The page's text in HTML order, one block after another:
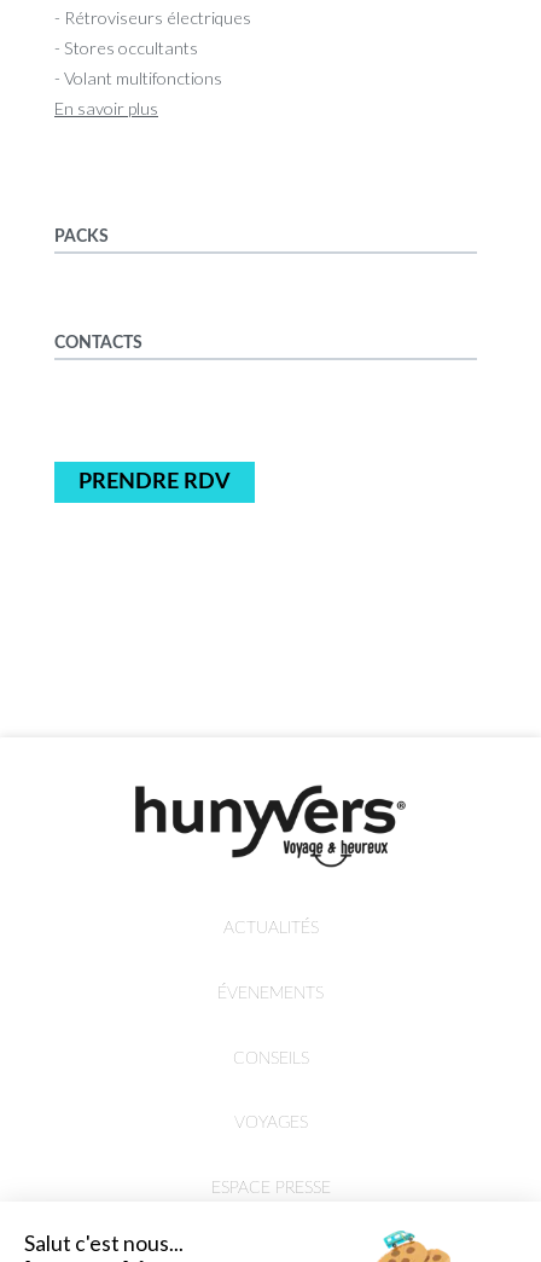
- Rétroviseurs électriques
- Stores occultants
- Volant multifonctions
En savoir plus
PACKS
CONTACTS
PRENDRE RDV
ACTUALITÉS
ÉVENEMENTS
CONSEILS
VOYAGES
ESPACE PRESSE
Salut c'est nous...